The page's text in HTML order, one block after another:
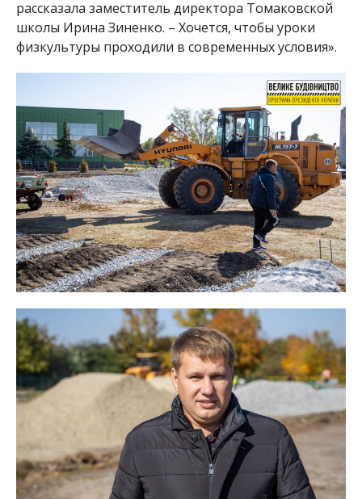
рассказала заместитель директора Томаковской
школы Ирина Зиненко. – Хочется, чтобы уроки
физкультуры проходили в современных условия».